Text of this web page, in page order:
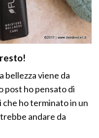
bellezza viene da
post ho pensato di
ho terminato in un
andare da